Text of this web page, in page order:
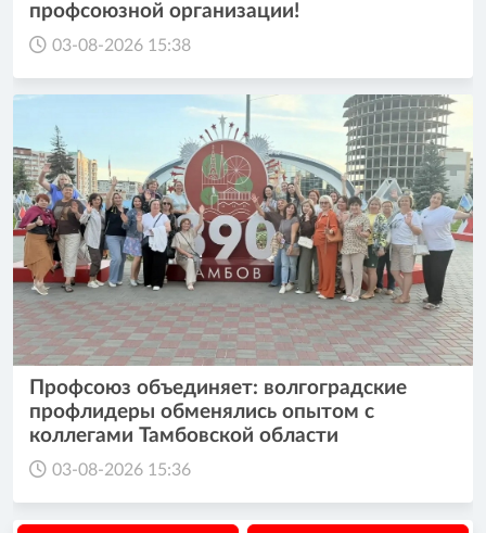
профсоюзной организации!
03-08-2026 15:38
Профсоюз объединяет: волгоградские
профлидеры обменялись опытом с
коллегами Тамбовской области
03-08-2026 15:36